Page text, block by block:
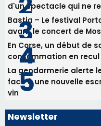
d'un spectacle qui ne
Bastia – Le festival
avant le concert de
En Corse, un début de
consommation en
La gendarmerie alerte
face à une nouvelle
vin
Newsletter